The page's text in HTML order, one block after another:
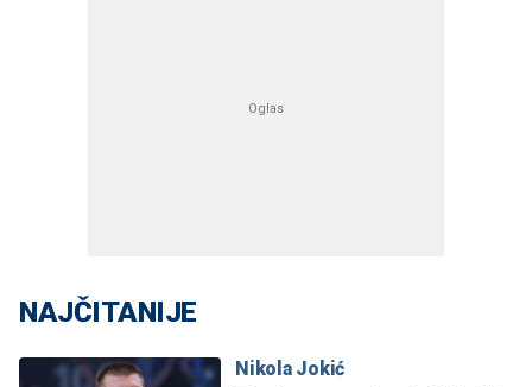
NAJČITANIJE
Nikola Jokić